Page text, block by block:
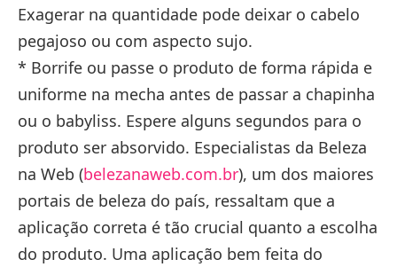
Exagerar na quantidade pode deixar o cabelo
pegajoso ou com aspecto sujo.
* Borrife ou passe o produto de forma rápida e
uniforme na mecha antes de passar a chapinha
ou o babyliss. Espere alguns segundos para o
produto ser absorvido. Especialistas da Beleza
na Web (belezanaweb.com.br), um dos maiores
portais de beleza do país, ressaltam que a
aplicação correta é tão crucial quanto a escolha
do produto. Uma aplicação bem feita do